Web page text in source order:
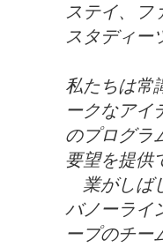
ステイ、フ
スタディー
私たちは常
ークなアイ
のプログラ
要望を提供
業がしば
バノーライ
ープのチー